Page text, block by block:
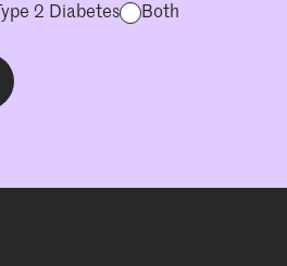
Type 2 Diabetes Both